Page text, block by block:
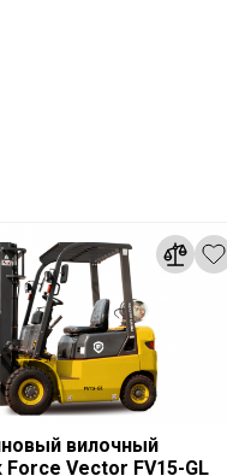
вилочный
Force Vector FV15-GL